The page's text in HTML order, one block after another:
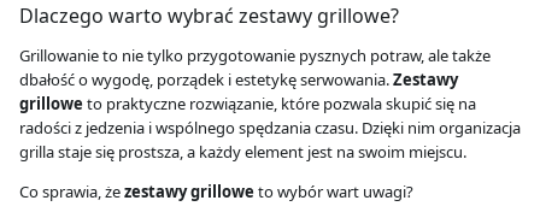
Dlaczego warto wybrać zestawy grillowe?
Grillowanie to nie tylko przygotowanie pysznych potraw, ale także
dbałość o wygodę, porządek i estetykę serwowania.Zestawy
grillowe to praktyczne rozwiązanie, które pozwala skupić się na
radości z jedzenia i wspólnego spędzania czasu. Dzięki nim organizacja
grilla staje się prostsza, a każdy element jest na swoim miejscu.
Co sprawia, żezestawy grillowe to wybór wart uwagi?